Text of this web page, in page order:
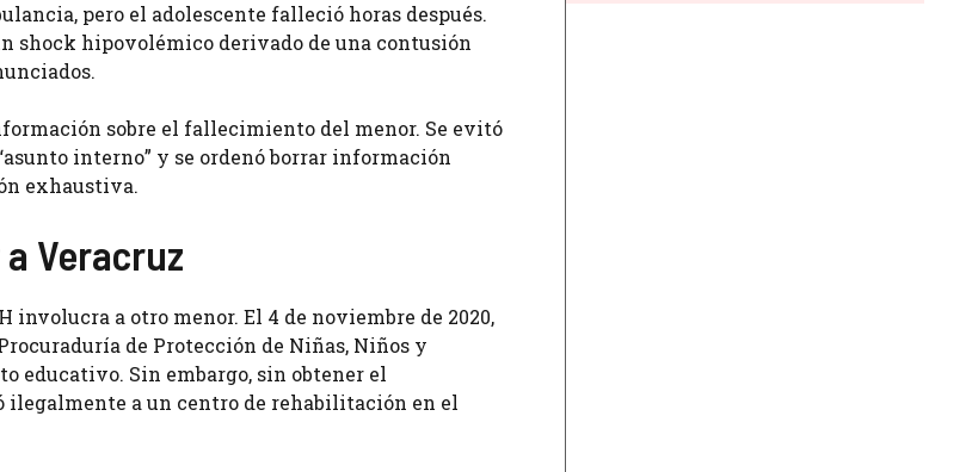
pero el adolescente falleció horas después.
shock hipovolémico derivado de una contusión
sobre el fallecimiento del menor. Se evitó
interno” y se ordenó borrar información
exhaustiva.
Veracruz
a otro menor. El 4 de noviembre de 2020,
de Protección de Niñas, Niños y
educativo. Sin embargo, sin obtener el
a un centro de rehabilitación en el